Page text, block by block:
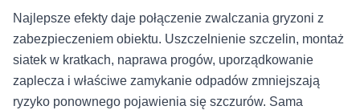
Najlepsze efekty daje połączenie zwalczania gryzoni z
zabezpieczeniem obiektu. Uszczelnienie szczelin, montaż
siatek w kratkach, naprawa progów, uporządkowanie
zaplecza i właściwe zamykanie odpadów zmniejszają
ryzyko ponownego pojawienia się szczurów. Sama